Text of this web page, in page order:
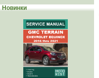
Новинки